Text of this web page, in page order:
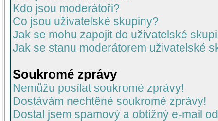
Kdo jsou moderátoři?
Co jsou uživatelské skupiny?
Jak se mohu zapojit do uživatelské
Jak se stanu moderátorem uživatelské
Soukromé zprávy
Nemůžu posílat soukromé zprávy!
Dostávám nechtěné soukromé zprávy!
Dostal jsem spamový a obtížný e-mail